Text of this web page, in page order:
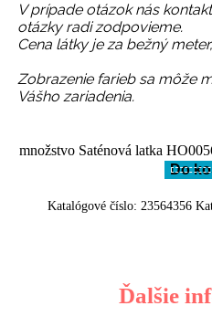
V prípade otázok nás
otázky radi zodpovieme.
Cena látky je za bežný
Zobrazenie farieb sa môže
Vášho zariadenia.
množstvo Saténová latka
Do
Katalógové číslo: 23564356
Ďalšie